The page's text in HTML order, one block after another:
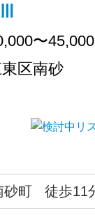
〜
区南砂
砂町 徒歩11